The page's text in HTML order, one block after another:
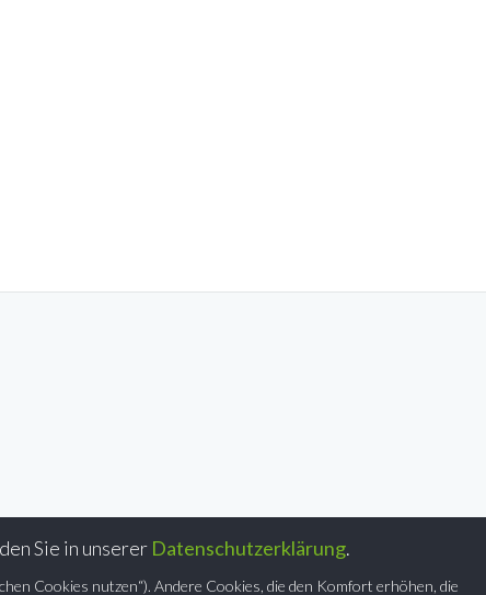
Sie in unserer Datenschutzerklärung.
Cookies nutzen“). Andere Cookies, die den Komfort erhöhen, die